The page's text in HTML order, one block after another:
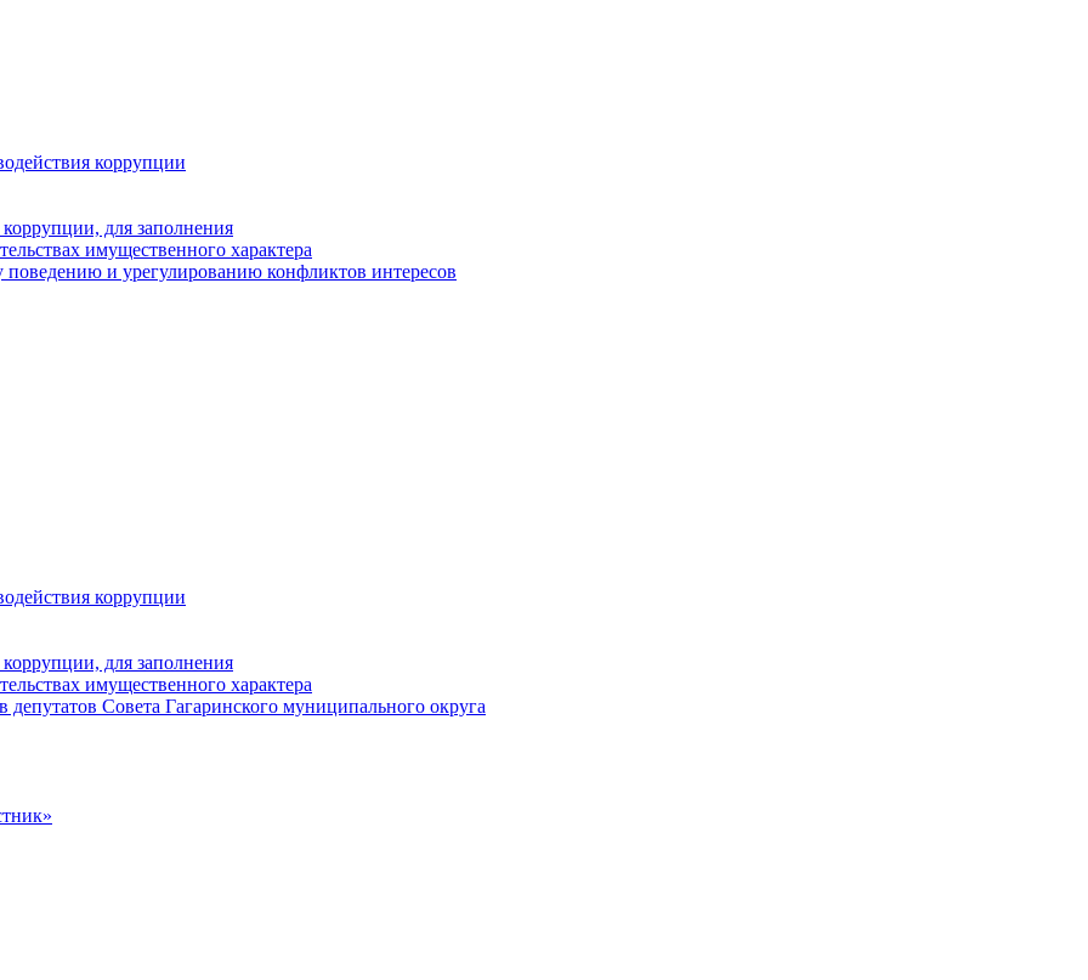
коррупции
для заполнения
имущественного характера
и урегулированию конфликтов интересов
коррупции
для заполнения
имущественного характера
Совета Гагаринского муниципального округа